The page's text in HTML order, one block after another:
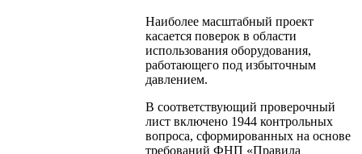
Наиболее масштабный проект
касается поверок в области
использования оборудования,
работающего под избыточным
давлением.
В соответствующий проверочный
лист включено 1944 контрольных
вопроса, сформированных на основе
требований ФНП «Правила